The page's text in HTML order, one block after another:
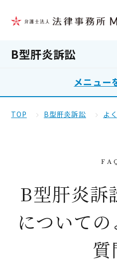
B型肝炎訴訟
メニュー
TOP B型肝炎訴訟 よ
B型肝炎訴
について
質